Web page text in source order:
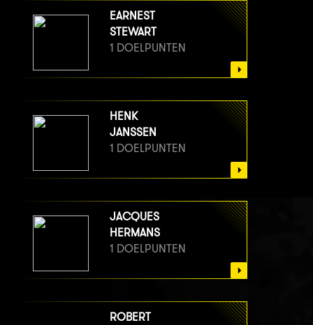
EARNEST
STEWART
1 DOELPUNTEN
HENK
JANSSEN
1 DOELPUNTEN
JACQUES
HERMANS
1 DOELPUNTEN
ROBERT